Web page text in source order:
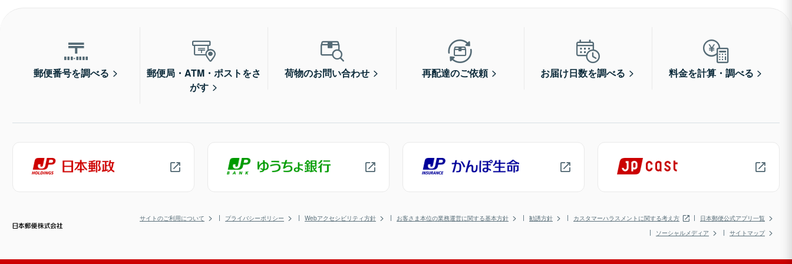
郵便番号を調べる
郵便局・ATM・ポストをさ
がす
荷物のお問い合わせ 再配達のご依頼 お届け日数を調べる 料金を計算・調べる
サイトのご利用について プライバシーポリシー Webアクセシビリティ方針 お客さま本位の業務運営に関する基本方針 勧誘方針 カスタマーハラスメントに関する考え方
日本郵便公式アプリ一覧
ソーシャルメディア
サイトマップ